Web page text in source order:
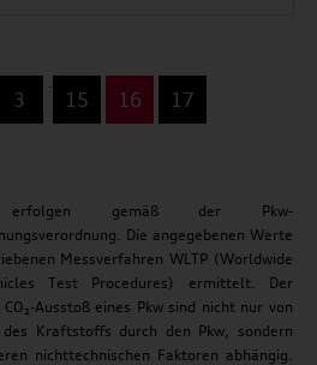
3 15 16 17
erfolgen gemäß der Pkw-
Die angegebenen Werte
Messverfahren WLTP (Worldwide
Test Procedures) ermittelt. Der
Ausstoß eines Pkw sind nicht nur von
Kraftstoffs durch den Pkw, sondern
nichttechnischen Faktoren abhängig.